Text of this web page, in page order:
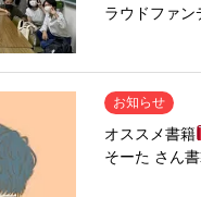
ラウドファン
お知らせ
オススメ書籍
そーた さん